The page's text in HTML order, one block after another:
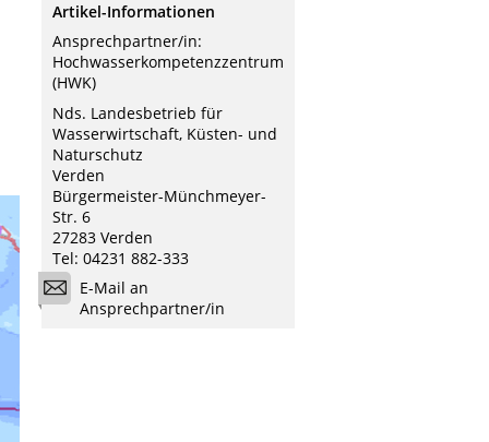
Artikel-Informationen
Ansprechpartner/in:
Hochwasserkompetenzzentrum
(HWK)
Nds. Landesbetrieb für
Wasserwirtschaft, Küsten- und
Naturschutz
Verden
Bürgermeister-Münchmeyer-
Str. 6
27283 Verden
Tel: 04231 882-333
E-Mail an
Ansprechpartner/in